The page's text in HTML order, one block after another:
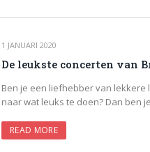
1 JANUARI 2020
De leukste concerten van
Ben je een liefhebber van lekkere
naar wat leuks te doen? Dan ben
READ MORE